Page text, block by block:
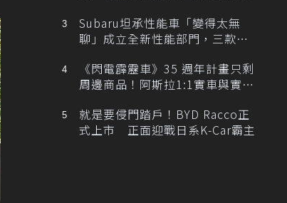
Subaru坦承性能車「變得太無
聊」成立全新性能部門，三款手
《閃電霹靂車》35 週年計畫只剩
周邊商品！阿斯拉1:1實車與實體
就是要侵門踏戶！BYD Racco正
式上市 正面迎戰日系K-Car霸主